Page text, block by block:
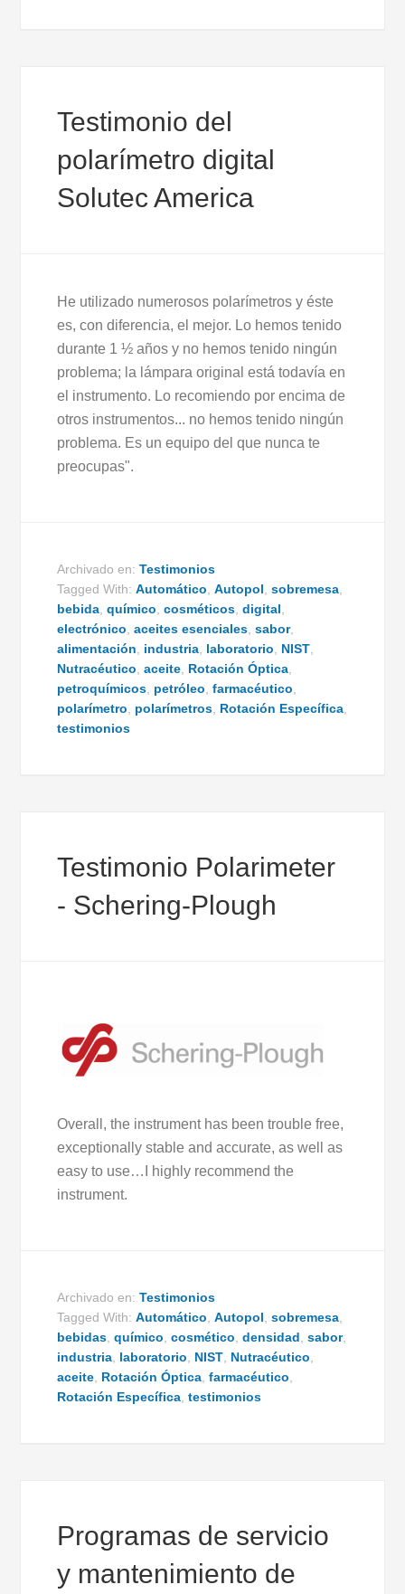
Testimonio del
polarímetro digital
Solutec America
He utilizado numerosos polarímetros y éste
es, con diferencia, el mejor. Lo hemos tenido
durante 1 ½ años y no hemos tenido ningún
problema; la lámpara original está todavía en
el instrumento. Lo recomiendo por encima de
otros instrumentos... no hemos tenido ningún
problema. Es un equipo del que nunca te
preocupas".
Archivado en:Testimonios
Tagged With:Automático ,Autopol ,sobremesa
bebida ,químico ,cosméticos ,digital
electrónico ,aceites esenciales ,sabor,
alimentación
industria laboratorio NIST
Nutracéutico ,aceite Rotación Óptica
petroquímicos petróleo ,farmacéutico
polarímetro
polarímetros Rotación Específica
testimonios
Testimonio Polarimeter
- Schering-Plough
Overall, the instrument has been trouble free,
exceptionally stable and accurate, as well as
easy to use…I highly recommend the
instrument.
Archivado en:Testimonios
Tagged With:Automático ,Autopol ,sobremesa
bebidas ,químico ,cosmético ,densidad ,sabor,
industria laboratorio NIST Nutracéutico
aceite Rotación Óptica ,farmacéutico
Rotación Específica ,testimonios
Programas de servicio
y mantenimiento de